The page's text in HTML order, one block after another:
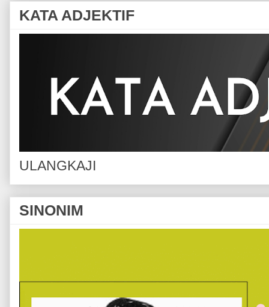
KATA ADJEKTIF
ULANGKAJI
SINONIM